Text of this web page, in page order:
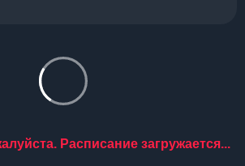
Расписание загружается...